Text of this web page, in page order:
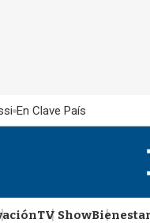
En Clave País
TV Show